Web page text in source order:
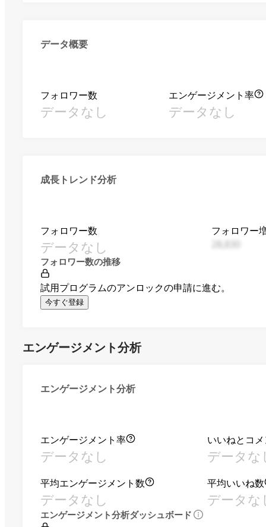
データ概要
フォロワー数
データなし
エンゲージメント率
データなし
成長トレンド分析
フォロワー数
データなし
フォロワー
フォロワー数の推移
試用プログラムのアンロックの申請に進む。
今すぐ登録
エンゲージメント分析
エンゲージメント分析
エンゲージメント率
データなし
いいねとコ
データな
平均エンゲージメント数
データなし
平均いいね数
データな
エンゲージメント分析ダッシュボード